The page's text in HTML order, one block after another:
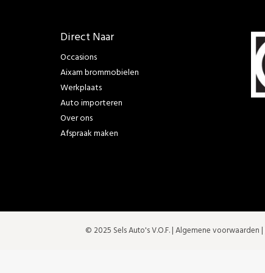
Direct Naar
Occasions
Aixam brommobielen
Werkplaats
Auto importeren
Over ons
Afspraak maken
© 2025 Sels Auto's V.O.F. |Algemene voorwaarden |